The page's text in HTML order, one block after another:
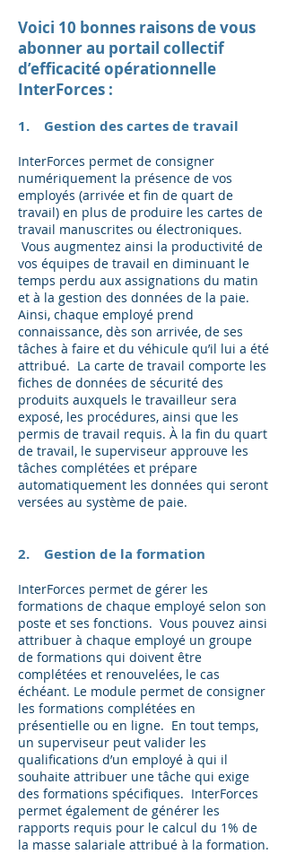
Voici 10 bonnes raisons de vous
abonner au portail collectif
d’efficacité opérationnelle
InterForces :
1. Gestion des cartes de travail
InterForces permet de consigner
numériquement la présence de vos
employés (arrivée et fin de quart de
travail) en plus de produire les cartes de
travail manuscrites ou électroniques.
Vous augmentez ainsi la productivité de
vos équipes de travail en diminuant le
temps perdu aux assignations du matin
et à la gestion des données de la paie.
Ainsi, chaque employé prend
connaissance, dès son arrivée, de ses
tâches à faire et du véhicule qu’il lui a été
attribué. La carte de travail comporte les
fiches de données de sécurité des
produits auxquels le travailleur sera
exposé, les procédures, ainsi que les
permis de travail requis. À la fin du quart
de travail, le superviseur approuve les
tâches complétées et prépare
automatiquement les données qui seront
versées au système de paie.
2. Gestion de la formation
InterForces permet de gérer les
formations de chaque employé selon son
poste et ses fonctions. Vous pouvez ainsi
attribuer à chaque employé un groupe
de formations qui doivent être
complétées et renouvelées, le cas
échéant. Le module permet de consigner
les formations complétées en
présentielle ou en ligne. En tout temps,
un superviseur peut valider les
qualifications d’un employé à qui il
souhaite attribuer une tâche qui exige
des formations spécifiques. InterForces
permet également de générer les
rapports requis pour le calcul du 1% de
la masse salariale attribué à la formation.